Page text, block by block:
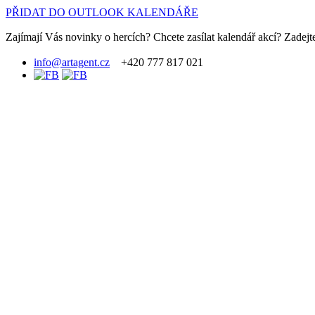
PŘIDAT DO OUTLOOK KALENDÁŘE
Zajímají Vás novinky o hercích? Chcete zasílat kalendář akcí?
info@artagent.cz +420 777 817 021